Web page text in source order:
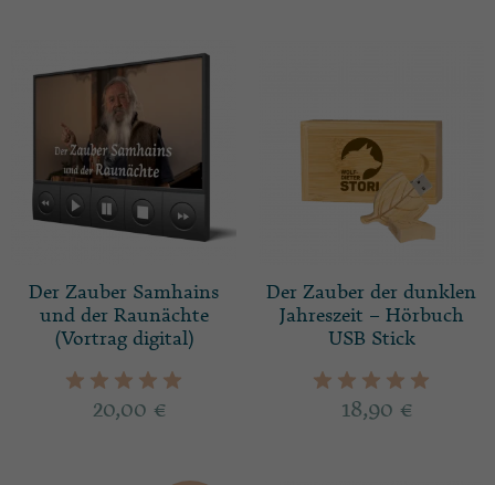
Der Zauber Samhains
und der Raunächte
(Vortrag digital)
20,00 €
Der Zauber der dunklen
Jahreszeit – Hörbuch
USB Stick
18,90 €